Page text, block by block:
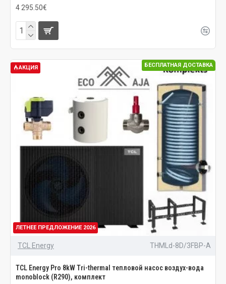
4 295.50€
АКЦИЯ
ЛЕТНЕЕ ПРЕДЛОЖЕНИЕ 2026
БЕСПЛАТНАЯ ДОСТАВКА
TCL Energy THMLd-8D/3FBP-A
TCL Energy Pro 8kW Tri-thermal тепловой насос воздух-вода
monoblock (R290), комплект